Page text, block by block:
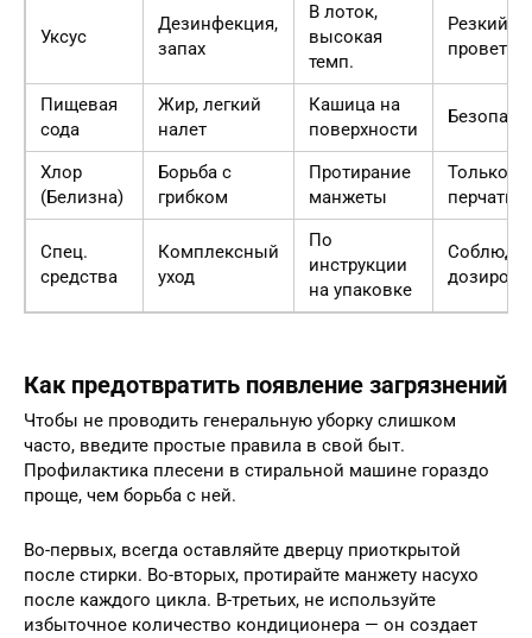
Уксус
Дезинфекция,
запах
В лоток,
высокая
темп.
Резкий
Пищевая
сода
Жир, легкий
налет
Кашица на
поверхности
Хлор
(Белизна)
Борьба с
грибком
Протирание
манжеты
Только в
Спец.
средства
Комплексный
уход
По
инструкции
на упаковке
Как предотвратить появление загрязнений
Чтобы не проводить генеральную уборку слишком
часто, введите простые правила в свой быт.
Профилактика плесени в стиральной машине гораздо
проще, чем борьба с ней.
Во-первых, всегда оставляйте дверцу приоткрытой
после стирки. Во-вторых, протирайте манжету насухо
после каждого цикла. В-третьих, не используйте
избыточное количество кондиционера — он создает